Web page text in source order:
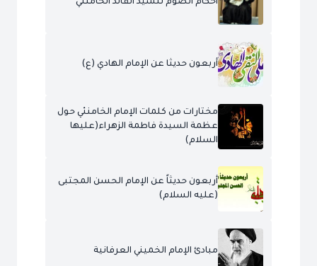
أربعون حديثا عن الإمام الهادي (ع)
مختارات من كلمات الإمام الخامنئي حول
عظمة السيدة فاطمة الزهراء(عليها
السلام)
أربعون حديثاً عن الإمام الحسن المجتبى
(عليه السلام)
مبادئ الإمام الخميني العرفانية